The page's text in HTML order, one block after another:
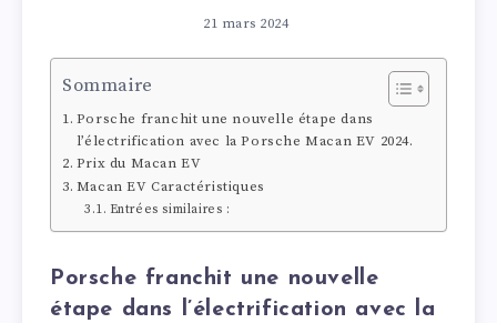
21 mars 2024
Sommaire
Porsche franchit une nouvelle étape dans
l’électrification avec la Porsche Macan EV 2024.
Prix du Macan EV
Macan EV Caractéristiques
Entrées similaires :
Porsche franchit une nouvelle
étape dans l’électrification avec la